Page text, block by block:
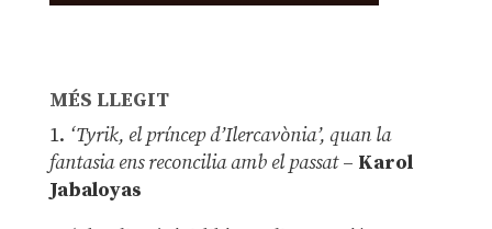
MÉS LLEGIT
1. ‘Tyrik, el príncep d’Ilercavònia’, quan la
fantasia ens reconcilia amb el passat– Karol
Jabaloyas